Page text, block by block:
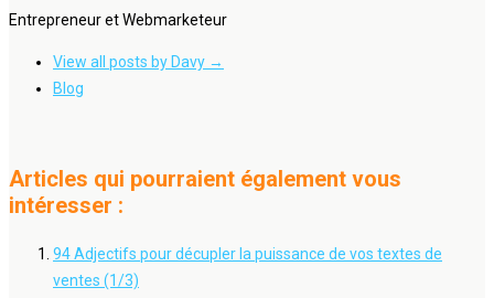
Entrepreneur et Webmarketeur
View all posts by Davy →
Blog
Articles qui pourraient également vous
intéresser :
94 Adjectifs pour décupler la puissance de vos textes de
ventes (1/3)